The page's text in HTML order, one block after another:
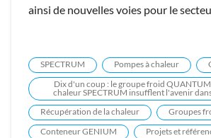
ainsi de nouvelles voies pour le
SPECTRUM Pompes à chaleur
Dix d'un coup : le groupe froid QUANTUM
chaleur SPECTRUM insufflent l'avenir
Récupération de la chaleur
Groupes
Conteneur GENIUM
Projets et